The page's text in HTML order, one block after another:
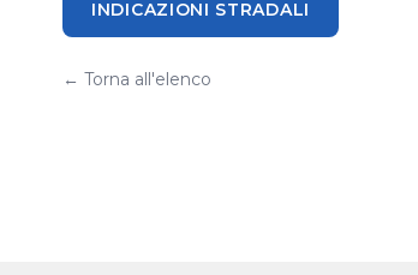
INDICAZIONI STRADALI
← Torna all'elenco